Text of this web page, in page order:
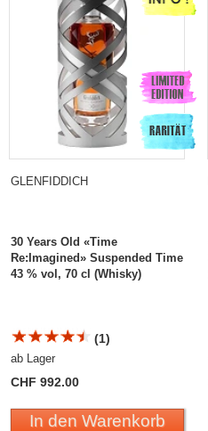
GLENFIDDICH
30 Years Old «Time
Re:Imagined» Suspended Time
43 % vol, 70 cl (Whisky)
(1)
ab Lager
CHF 992.00
In den Warenkorb